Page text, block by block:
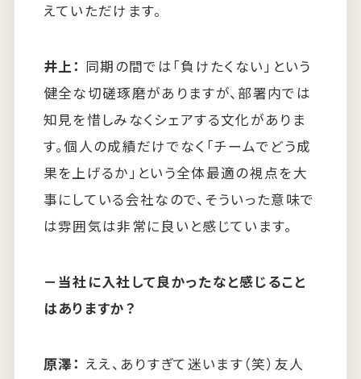
えていただけます。
井上： 同期の間では「負けたくない」という
健全な切磋琢磨がありますが、部署内では
知見を惜しみなくシェアする文化がありま
す。個人の成績だけでなく「チームでどう成
果を上げるか」という全体最適の視点を大
事にしている会社なので、そういった意味で
は雰囲気は非常に良いと感じています。
－ 当社に入社して良かったなと感じること
はありますか？
原澤： ええ、ありすぎて迷います（笑）友人